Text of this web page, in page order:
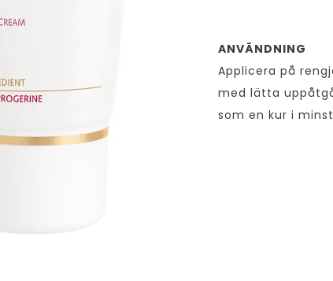
ANVÄNDNING
Applicera på
med lätta
som en kur i